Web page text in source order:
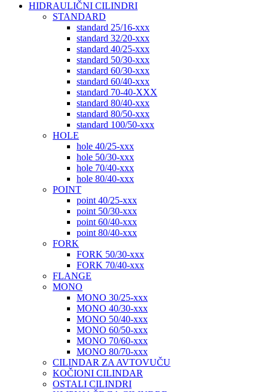
HIDRAULIČNI CILINDRI
STANDARD
standard 25/16-xxx
standard 32/20-xxx
standard 40/25-xxx
standard 50/30-xxx
standard 60/30-xxx
standard 60/40-xxx
standard 70-40-XXX
standard 80/40-xxx
standard 80/50-xxx
standard 100/50-xxx
HOLE
hole 40/25-xxx
hole 50/30-xxx
hole 70/40-xxx
hole 80/40-xxx
POINT
point 40/25-xxx
point 50/30-xxx
point 60/40-xxx
point 80/40-xxx
FORK
FORK 50/30-xxx
FORK 70/40-xxx
FLANGE
MONO
MONO 30/25-xxx
MONO 40/30-xxx
MONO 50/40-xxx
MONO 60/50-xxx
MONO 70/60-xxx
MONO 80/70-xxx
CILINDAR ZA AVTOVUČU
KOČIONI CILINDAR
OSTALI CILINDRI